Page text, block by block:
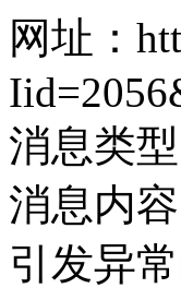
网址：
消息类
消息内
引发异